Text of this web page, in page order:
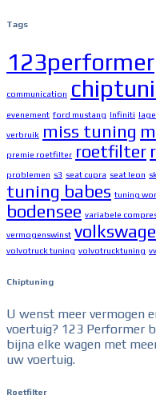
Tags
123performer
communication
evenement ford mustang Infiniti
verbruik miss tuning
premie roetfilter roetfilter
problemen s3 seat cupra seat leon
tuning babes tuning
bodensee variabele
vermogenswinst
volvotruck tuning volvotrucktuning
Chiptuning
U wenst meer vermogen
voertuig? 123 Performer
bijna elke wagen met
uw voertuig.
Roetfilter